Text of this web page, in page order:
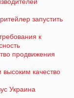
запустить
к
продвижения
качество
Украина